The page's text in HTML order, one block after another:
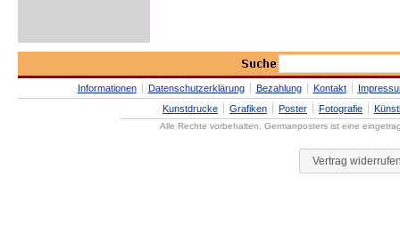
Informationen Datenschutzerklärung Bezahlung Kontakt
Kunstdrucke
Grafiken Poster Fotografie
Alle Rechte vorbehalten. Germanposters ist eine
Vertrag